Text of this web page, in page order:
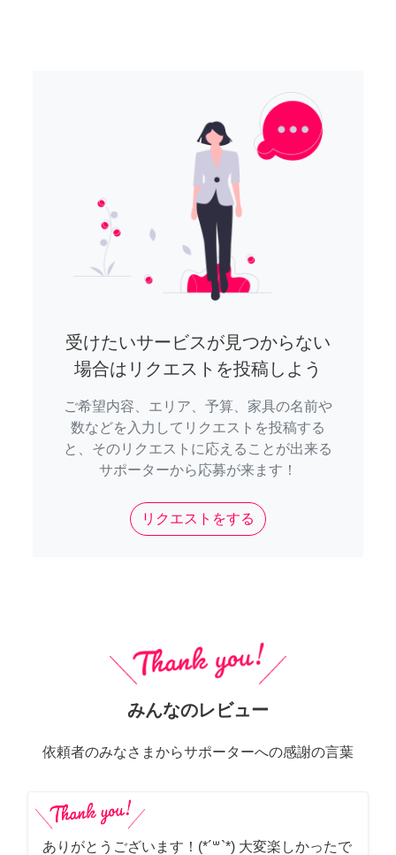
受けたいサービスが見つからない
場合はリクエストを投稿しよう
ご希望内容、エリア、予算、家具の名前や
数などを入力してリクエストを投稿する
と、そのリクエストに応えることが出来る
サポーターから応募が来ます！
リクエストをする
みんなのレビュー
依頼者のみなさまからサポーターへの感謝の言葉
ありがとうございます！(*´꒳`*) 大変楽しかったで